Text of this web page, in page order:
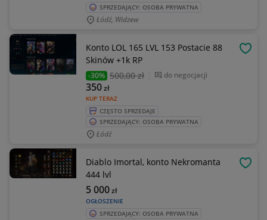
SPRZEDAJĄCY: OSOBA PRYWATNA
Łódź, Widzew
Konto LOL 165 LVL 153 Postacie 88
Skinów +1k RP
-30% 500,00 zł do negocjacji
KUP TERAZ
350zł
CZĘSTO SPRZEDAJE
SPRZEDAJĄCY: OSOBA PRYWATNA
Łódź
Diablo Imortal, konto Nekromanta
444 lvl
OGŁOSZENIE
5 000zł
SPRZEDAJĄCY: OSOBA PRYWATNA